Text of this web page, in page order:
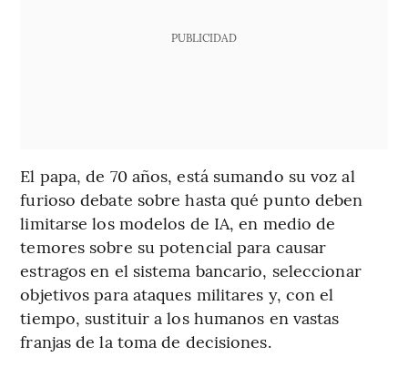
PUBLICIDAD
El papa, de 70 años, está sumando su voz al
furioso debate sobre hasta qué punto deben
limitarse los modelos de IA, en medio de
temores sobre su potencial para causar
estragos en el sistema bancario, seleccionar
objetivos para ataques militares y, con el
tiempo, sustituir a los humanos en vastas
franjas de la toma de decisiones.